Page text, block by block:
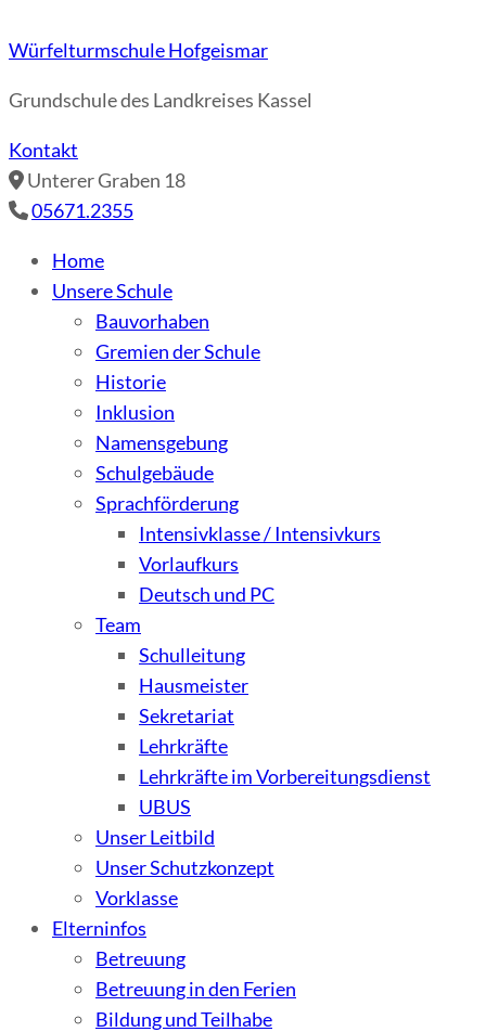
Würfelturmschule Hofgeismar
Grundschule des Landkreises Kassel
Kontakt
Unterer Graben 18
05671.2355
Home
Unsere Schule
Bauvorhaben
Gremien der Schule
Historie
Inklusion
Namensgebung
Schulgebäude
Sprachförderung
Intensivklasse / Intensivkurs
Vorlaufkurs
Deutsch und PC
Team
Schulleitung
Hausmeister
Sekretariat
Lehrkräfte
Lehrkräfte im Vorbereitungsdienst
UBUS
Unser Leitbild
Unser Schutzkonzept
Vorklasse
Elterninfos
Betreuung
Betreuung in den Ferien
Bildung und Teilhabe